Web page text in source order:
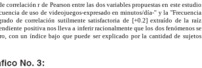
correlación r de Pearson entre las dos variables propuestas en este estudio
de uso de videojuegos-expresado en minutos/día-" y la "Frecuencia
de correlación sutilmente satisfactoria de [+0.2] extraído de la raíz
positiva nos lleva a inferir racionalmente que los dos fenómenos se
con un índice bajo que puede ser explicado por la cantidad de sujetos